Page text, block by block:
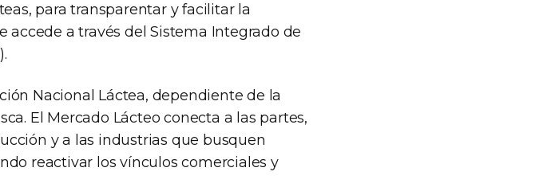
para transparentar y facilitar la
accede a través del Sistema Integrado de
Nacional Láctea, dependiente de la
El Mercado Lácteo conecta a las partes,
y a las industrias que busquen
reactivar los vínculos comerciales y